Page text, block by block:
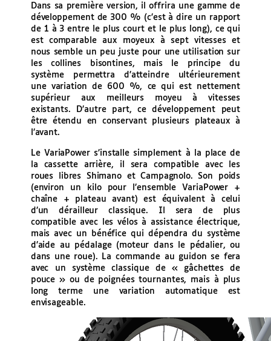
Dans sa première version, il offrira une gamme de
développement de 300 % (c’est à dire un rapport
de 1 à 3 entre le plus court et le plus long), ce qui
est comparable aux moyeux à sept vitesses et
nous semble un peu juste pour une utilisation sur
les collines bisontines, mais le principe du
système permettra d’atteindre ultérieurement
une variation de 600 %, ce qui est nettement
supérieur aux meilleurs moyeu à vitesses
existants. D’autre part, ce développement peut
être étendu en conservant plusieurs plateaux à
l’avant.
Le VariaPower s’installe simplement à la place de
la cassette arrière, il sera compatible avec les
roues libres Shimano et Campagnolo. Son poids
(environ un kilo pour l’ensemble VariaPower +
chaîne + plateau avant) est équivalent à celui
d’un dérailleur classique. Il sera de plus
compatible avec les vélos à assistance électrique,
mais avec un bénéfice qui dépendra du système
d’aide au pédalage (moteur dans le pédalier, ou
dans une roue). La commande au guidon se fera
avec un système classique de « gâchettes de
pouce » ou de poignées tournantes, mais à plus
long terme une variation automatique est
envisageable.